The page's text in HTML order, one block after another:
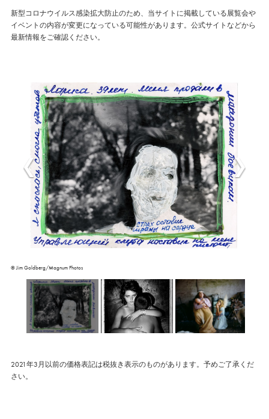
新型コロナウイルス感染拡大防止のため、当サイトに掲載している展覧会や
イベントの内容が変更になっている可能性があります。公式サイトなどから
最新情報をご確認ください。
© Jim Goldberg/Magnum Photos
2021年3月以前の価格表記は税抜き表示のものがあります。予めご了承くだ
さい。